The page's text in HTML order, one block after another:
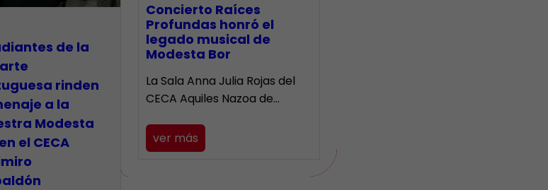
de la
rinden
a la
Modesta
el CECA
​Concierto Raíces
Profundas honró el
legado musical de
Modesta Bor
La Sala Anna Julia Rojas del
CECA Aquiles Nazoa de…
ver más